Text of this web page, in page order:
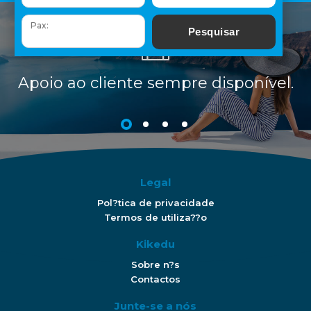
Apoio ao cliente sempre disponível.
Apoio ao cliente sempre disponível.
Apoio ao cliente sempre disponível.
Apoio ao cliente sempre disponível.
Legal
Pol?tica de privacidade
Termos de utiliza??o
Kikedu
Sobre n?s
Contactos
Junte-se a nós